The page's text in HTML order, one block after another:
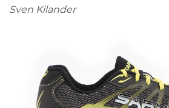
Sven Kilander